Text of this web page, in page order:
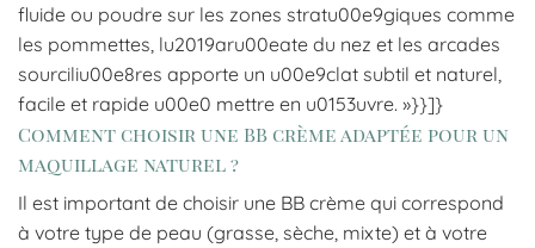
fluide ou poudre sur les zones stratu00e9giques comme
les pommettes, lu2019aru00eate du nez et les arcades
sourciliu00e8res apporte un u00e9clat subtil et naturel,
facile et rapide u00e0 mettre en u0153uvre. »}}]}
Comment choisir une BB crème adaptée pour un
maquillage naturel ?
Il est important de choisir une BB crème qui correspond
à votre type de peau (grasse, sèche, mixte) et à votre